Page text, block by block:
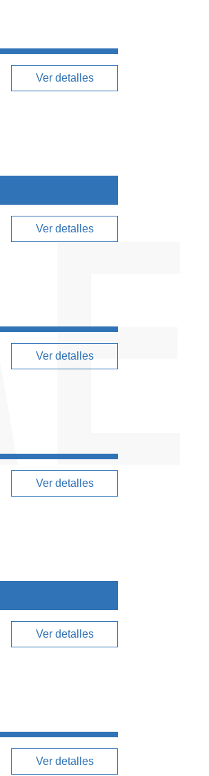
Ver detalles
Ver detalles
Ver detalles
Ver detalles
Ver detalles
Ver detalles